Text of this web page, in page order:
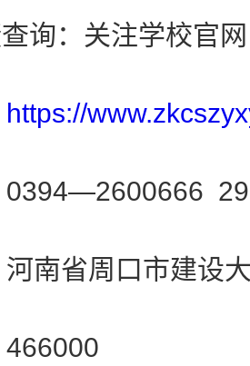
：关注学校官网
https://
省周口市建设大